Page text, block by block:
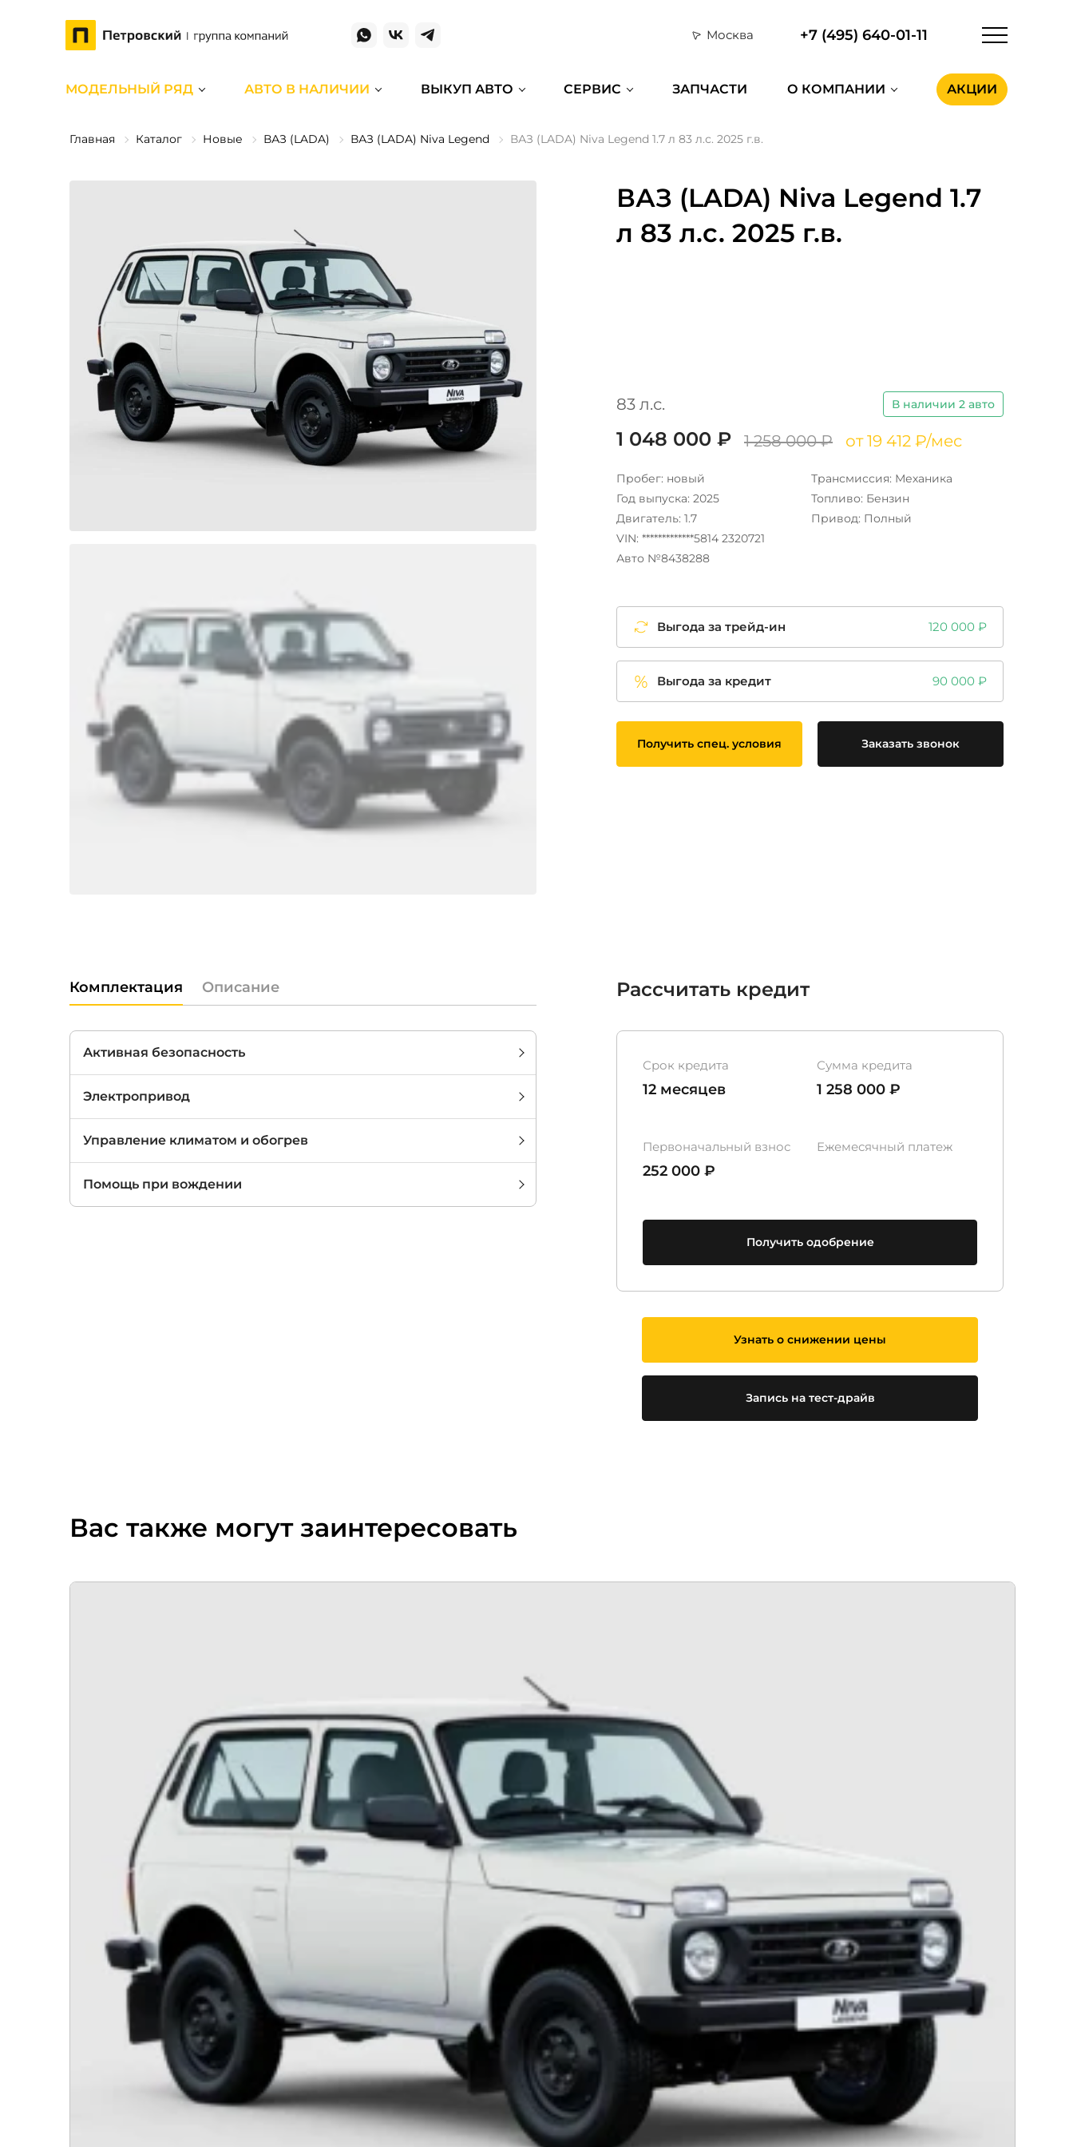
Москва +7 (495) 640-01-11
МОДЕЛЬНЫЙ РЯД АВТО В НАЛИЧИИ ВЫКУП АВТО СЕРВИС ЗАПЧАСТИ О КОМПАНИИ АКЦИИ
Главная Каталог Новые ВАЗ (LADA) ВАЗ (LADA) Niva Legend ВАЗ (LADA) Niva Legend 1.7 л 83 л.с. 2025 г.в.
ВАЗ (LADA) Niva Legend 1.7
л 83 л.с. 2025 г.в.
83 л.с. В наличии 2 авто
1 048 000 ₽ 1 258 000 ₽ от 19 412 ₽/мес
Пробег: новый
Трансмиссия: Механика
Год выпуска: 2025
Топливо: Бензин
Двигатель: 1.7
Привод: Полный
VIN: *************5814 2320721
Авто №8438288
Выгода за трейд-ин 120 000 ₽
Выгода за кредит 90 000 ₽
Получить спец. условия Заказать звонок
Комплектация Описание
Активная безопасность
Электропривод
Управление климатом и обогрев
Помощь при вождении
Рассчитать кредит
Срок кредита
12 месяцев
Сумма кредита
1 258 000 ₽
Первоначальный взнос
252 000 ₽
Ежемесячный платеж
Получить одобрение
Узнать о снижении цены
Запись на тест-драйв
Вас также могут заинтересовать